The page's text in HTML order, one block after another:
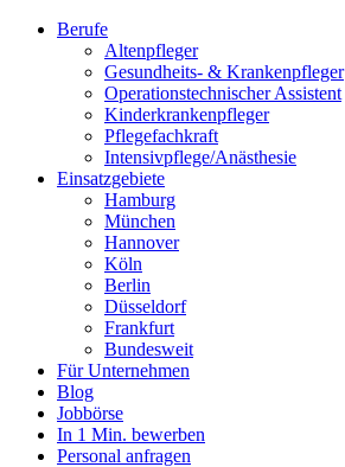
Berufe
Altenpfleger
Gesundheits- & Krankenpfleger
Operationstechnischer Assistent
Kinderkrankenpfleger
Pflegefachkraft
Intensivpflege/Anästhesie
Einsatzgebiete
Hamburg
München
Hannover
Köln
Berlin
Düsseldorf
Frankfurt
Bundesweit
Für Unternehmen
Blog
Jobbörse
In 1 Min. bewerben
Personal anfragen